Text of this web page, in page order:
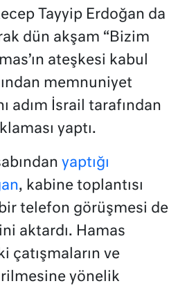
Tayyip Erdoğan da
dün akşam “Bizim
ateşkesi kabul
memnuniyet
adım İsrail tarafından
yaptı.
yaptığı
, kabine toplantısı
telefon görüşmesi de
aktardı. Hamas
çatışmaların ve
yönelik